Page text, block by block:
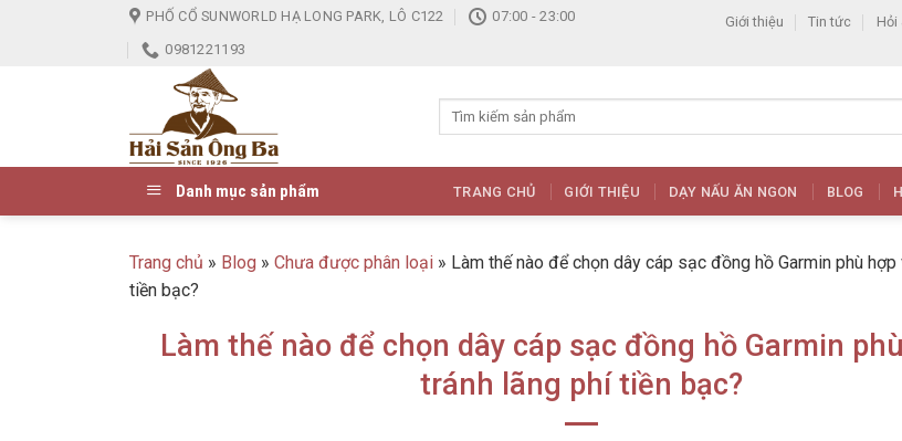
PHỐ CỔ SUNWORLD HẠ LONG PARK, LÔ C122
07:00 - 23:00
0981221193
Giới thiệu Tin tức Hỏi
Danh mục sản phẩm TRANG CHỦ GIỚI THIỆU DẠY NẤU ĂN NGON BLOG
Trang chủ » Blog » Chưa được phân loại » Làm thế nào để chọn dây cáp sạc đồng hồ Garmin phù hợp
tiền bạc?
Làm thế nào để chọn dây cáp sạc đồng hồ Garmin
tránh lãng phí tiền bạc?